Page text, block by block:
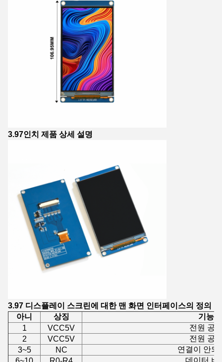
3.97인치 제품 상세 설명
3.97 디스플레이 스크린에 대한 맨 화면 인터페이스의 정의
아니
상징
기능
1
VCC5V
전원 공
2
VCC5V
전원 공
3~5
NC
연결이 안되
데이터 버